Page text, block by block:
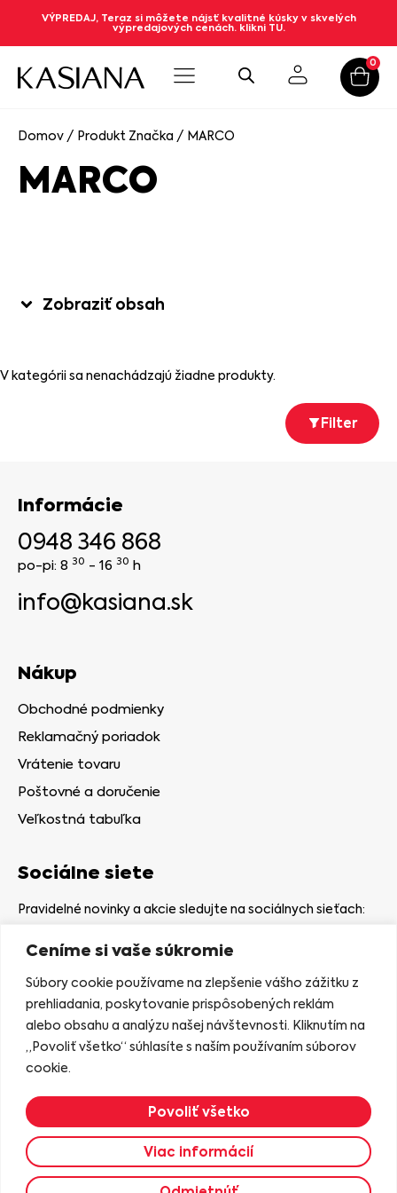
Ceníme si vaše súkromie
Súbory cookie používame na zlepšenie vášho zážitku z
prehliadania, poskytovanie prispôsobených reklám
alebo obsahu a analýzu našej návštevnosti. Kliknutím na
„Povoliť všetko“ súhlasíte s naším používaním súborov
cookie.
Viac informácií
Povoliť všetko
VÝPREDAJ, Teraz si môžete nájsť kvalitné kúsky v skvelých
výpredajových cenách. klikni TU.
0
Domov / Produkt Značka / MARCO
MARCO
Zobraziť obsah
V kategórii sa nenachádzajú žiadne produkty.
Filter
Informácie
0948 346 868
po-pi: 8 30 - 16 30 h
info@kasiana.sk
Nákup
Obchodné podmienky
Reklamačný poriadok
Vrátenie tovaru
Poštovné a doručenie
Veľkostná tabuľka
Sociálne siete
Pravidelné novinky a akcie sledujte na sociálnych sieťach:
Kamenná predajňa
Nám. gen. Štefaníka 7
06401 Stará Ľubovňa
Zobraziť na mape
2023 © KASIANA